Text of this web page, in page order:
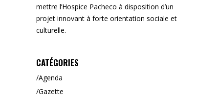
mettre l’Hospice Pacheco à disposition d’un
projet innovant à forte orientation sociale et
culturelle.
CATÉGORIES
Agenda
Gazette